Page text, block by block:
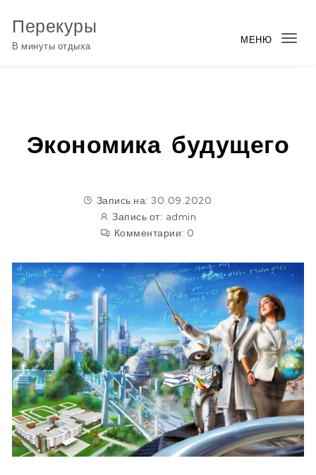
Перекуры
В минуты отдыха
МЕНЮ
Экономика будущего
Запись на: 30.09.2020
Запись от: admin
Комментарии: 0